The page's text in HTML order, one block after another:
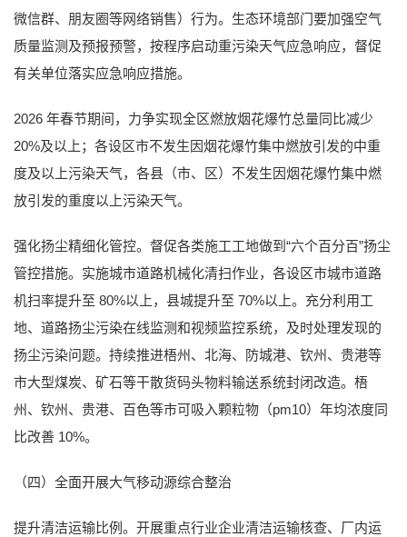
微信群、朋友圈等网络销售）行为。生态环境部门要加强空气
质量监测及预报预警，按程序启动重污染天气应急响应，督促
有关单位落实应急响应措施。
2026 年春节期间，力争实现全区燃放烟花爆竹总量同比减少
20%及以上；各设区市不发生因烟花爆竹集中燃放引发的中重
度及以上污染天气，各县（市、区）不发生因烟花爆竹集中燃
放引发的重度以上污染天气。
强化扬尘精细化管控。督促各类施工工地做到“六个百分百”扬尘
管控措施。实施城市道路机械化清扫作业，各设区市城市道路
机扫率提升至 80%以上，县城提升至 70%以上。充分利用工
地、道路扬尘污染在线监测和视频监控系统，及时处理发现的
扬尘污染问题。持续推进梧州、北海、防城港、钦州、贵港等
市大型煤炭、矿石等干散货码头物料输送系统封闭改造。梧
州、钦州、贵港、百色等市可吸入颗粒物（pm10）年均浓度同
比改善 10%。
（四）全面开展大气移动源综合整治
提升清洁运输比例。开展重点行业企业清洁运输核查、厂内运